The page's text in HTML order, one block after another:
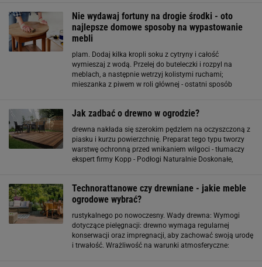
Nie wydawaj fortuny na drogie środki - oto
najlepsze domowe sposoby na wypastowanie
mebli
plam. Dodaj kilka kropli soku z cytryny i całość
wymieszaj z wodą. Przelej do buteleczki i rozpyl na
meblach, a następnie wetrzyj kolistymi ruchami;
mieszanka z piwem w roli głównej - ostatni sposób
Jak zadbać o drewno w ogrodzie?
drewna nakłada się szerokim pędzlem na oczyszczoną z
piasku i kurzu powierzchnię. Preparat tego typu tworzy
warstwę ochronną przed wnikaniem wilgoci - tłumaczy
ekspert firmy Kopp - Podłogi Naturalnie Doskonałe,
Technorattanowe czy drewniane - jakie meble
ogrodowe wybrać?
rustykalnego po nowoczesny. Wady drewna: Wymogi
dotyczące pielęgnacji: drewno wymaga regularnej
konserwacji oraz impregnacji, aby zachować swoją urodę
i trwałość. Wrażliwość na warunki atmosferyczne: